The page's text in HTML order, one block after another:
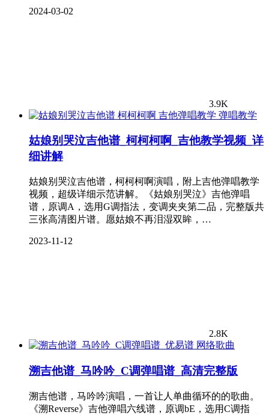
2024-03-02
3.9K
弹唱教学
姑娘别哭泣吉他谱_柯柯柯啊_吉他教学视频_详
细讲解
姑娘别哭泣吉他谱，柯柯柯啊演唱，附上吉他弹唱教学
视频，超级详细示范讲解。《姑娘别哭泣》吉他弹唱
谱，原调A，选用G调指法，变调夹夹第二品，完整版共
三张高清图片谱。愿姑娘不再泪湿双眸，…
2023-11-12
2.8K
网络歌曲
溯吉他谱_马吟吟_C调弹唱谱_高清完整版
溯吉他谱，马吟吟演唱，一首让人单曲循环的的歌曲。
《溯Reverse》吉他弹唱六线谱，原调bE，选用C调指